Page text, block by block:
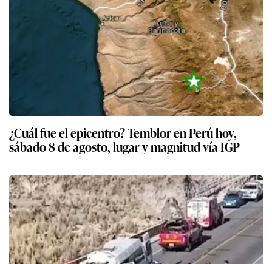
¿Cuál fue el epicentro? Temblor en Perú hoy,
sábado 8 de agosto, lugar y magnitud vía IGP